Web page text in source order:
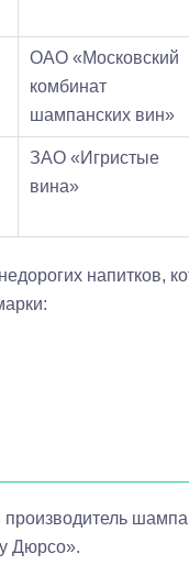
ОАО «Московский
комбинат
шампанских вин»
ЗАО «Игристые
вина»
напитков,
Дюрсо».